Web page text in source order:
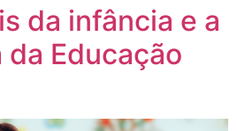
da infância e a
Educação